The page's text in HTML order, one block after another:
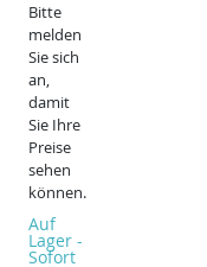
Bitte
melden
Sie sich
an,
damit
Sie Ihre
Preise
sehen
können.
Auf
Lager -
Sofort